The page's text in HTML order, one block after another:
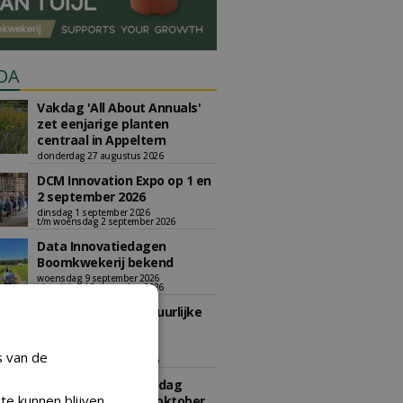
Vakdag 'All About Annuals'
zet eenjarige planten
centraal in Appeltern
donderdag 27 augustus 2026
DCM Innovation Expo op 1 en
2 september 2026
dinsdag 1 september 2026
t/m woensdag 2 september 2026
Data Innovatiedagen
Boomkwekerij bekend
woensdag 9 september 2026
t/m vrijdag 18 september 2026
Kennismiddag: 'Natuurlijke
maandag 28 september 2026
Landelijke Jongerendag
van de